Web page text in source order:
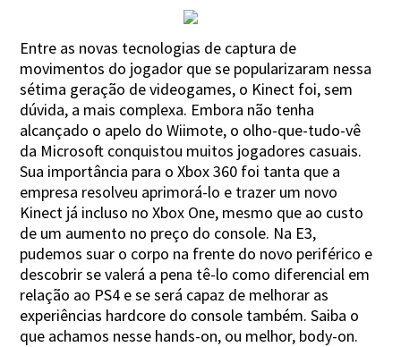
Entre as novas tecnologias de captura de
movimentos do jogador que se popularizaram nessa
sétima geração de videogames, o Kinect foi, sem
dúvida, a mais complexa. Embora não tenha
alcançado o apelo do Wiimote, o olho-que-tudo-vê
da Microsoft conquistou muitos jogadores casuais.
Sua importância para o Xbox 360 foi tanta que a
empresa resolveu aprimorá-lo e trazer um novo
Kinect já incluso no Xbox One, mesmo que ao custo
de um aumento no preço do console. Na E3,
pudemos suar o corpo na frente do novo periférico e
descobrir se valerá a pena tê-lo como diferencial em
relação ao PS4 e se será capaz de melhorar as
experiências hardcore do console também. Saiba o
que achamos nesse hands-on, ou melhor, body-on.